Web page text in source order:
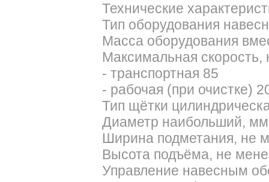
Технические
Тип оборудования
Масса оборудования
Максимальная скорость,
- транспортная 85
- рабочая (при очистке)
Тип щётки
Диаметр наибольший,
Ширина подметания, не
Высота подъёма, не
Управление навесным